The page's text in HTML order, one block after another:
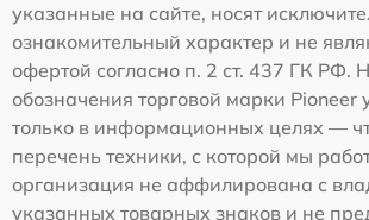
указанные на сайте, носят
ознакомительный характер и не
офертой согласно п. 2 ст. 437 ГК РФ.
обозначения торговой марки Pioneer
только в информационных целях —
перечень техники, с которой мы
организация не аффилирована с
указанных товарных знаков и не